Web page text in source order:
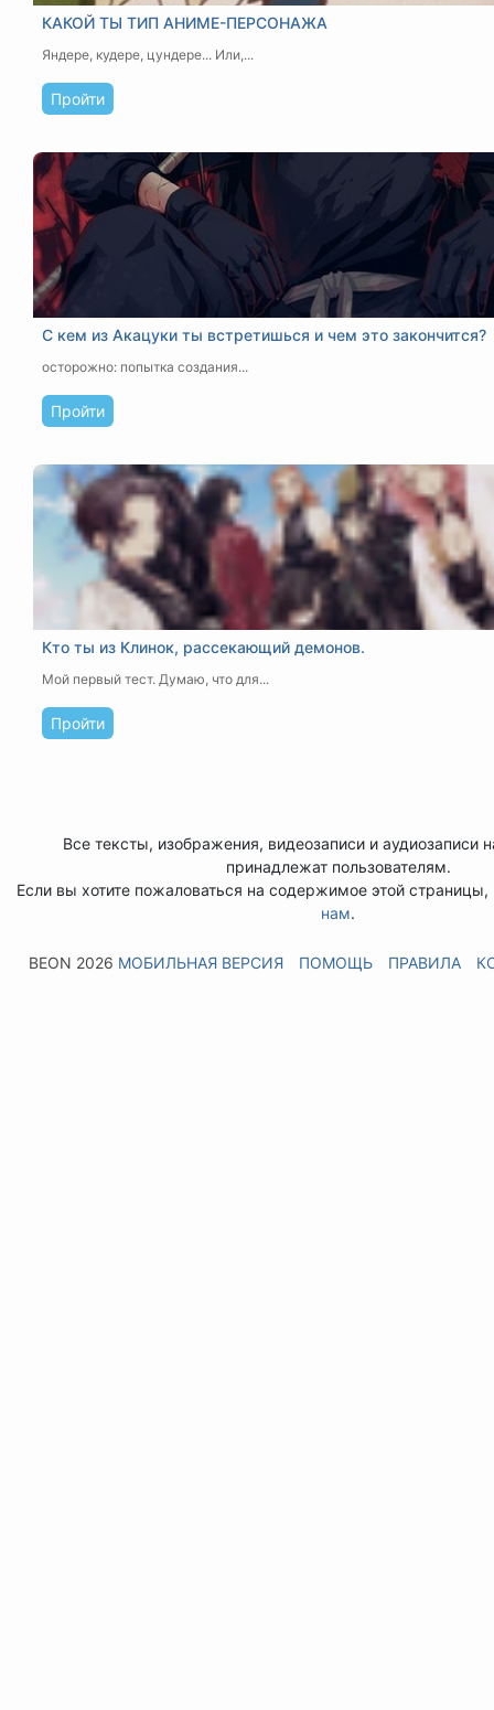
КАКОЙ ТЫ ТИП АНИМЕ-ПЕРСОНАЖА
Яндере, кудере, цундере... Или,...
Пройти
С кем из Акацуки ты встретишься и чем это закончится?
осторожно: попытка создания...
Пройти
Кто ты из Клинок, рассекающий демонов.
Мой первый тест. Думаю, что для...
Пройти
Все тексты, изображения, видеозаписи и аудиозаписи
принадлежат пользователям.
Если вы хотите пожаловаться на содержимое этой
нам.
BEON 2026 МОБИЛЬНАЯ ВЕРСИЯ ПОМОЩЬ ПРАВИЛА